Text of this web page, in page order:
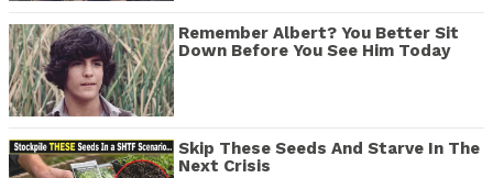
Remember Albert? You Better Sit
Down Before You See Him Today
Skip These Seeds And Starve In The
Next Crisis